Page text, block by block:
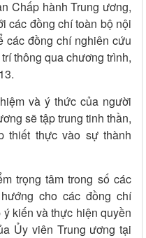
Chấp hành Trung ương,
các đồng chí toàn bộ nội
các đồng chí nghiên cứu
thông qua chương trình,
và ý thức của người
sẽ tập trung tinh thần,
thiết thực vào sự thành
trọng tâm trong số các
cho các đồng chí
kiến và thực hiện quyền
Ủy viên Trung ương tại